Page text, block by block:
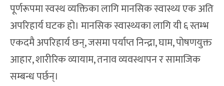
पूर्णरूपमा स्वस्थ व्यक्तिका लागि मानसिक स्वास्थ्य एक अति
अपरिहार्य घटक हो। मानसिक स्वास्थ्यका लागि यी ६ स्तम्भ
एकदमै अपरिहार्य छन्, जसमा पर्याप्त निन्द्रा, घाम, पोषणयुक्त
आहार, शारीरिक व्यायाम, तनाव व्यवस्थापन र सामाजिक
सम्बन्ध पर्छन्।